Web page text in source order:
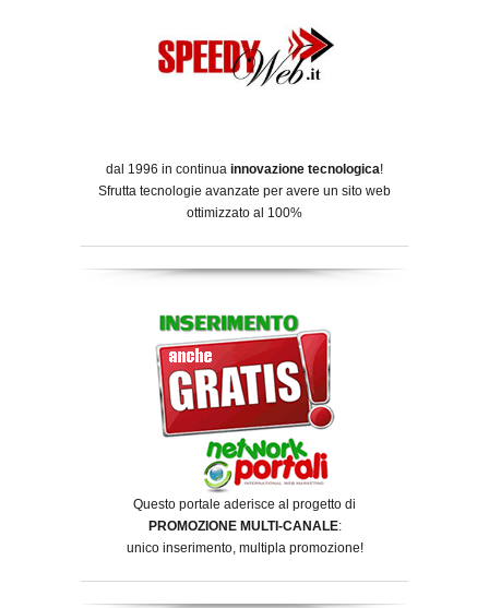
dal 1996 in continua innovazione tecnologica!
Sfrutta tecnologie avanzate per avere un sito web
ottimizzato al 100%
Questo portale aderisce al progetto di
PROMOZIONE MULTI-CANALE:
unico inserimento, multipla promozione!